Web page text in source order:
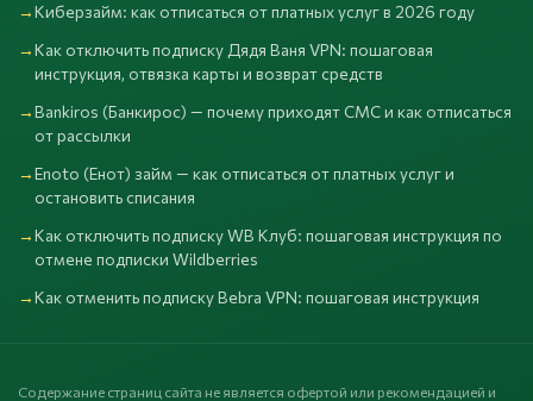
Киберзайм: как отписаться от платных услуг в 2026 году
Как отключить подписку Дядя Ваня VPN: пошаговая
инструкция, отвязка карты и возврат средств
Bankiros (Банкирос) — почему приходят СМС и как отписаться
от рассылки
Enoto (Енот) займ — как отписаться от платных услуг и
остановить списания
Как отключить подписку WB Клуб: пошаговая инструкция по
отмене подписки Wildberries
Как отменить подписку Bebra VPN: пошаговая инструкция
Содержание страниц сайта не является офертой или рекомендацией и